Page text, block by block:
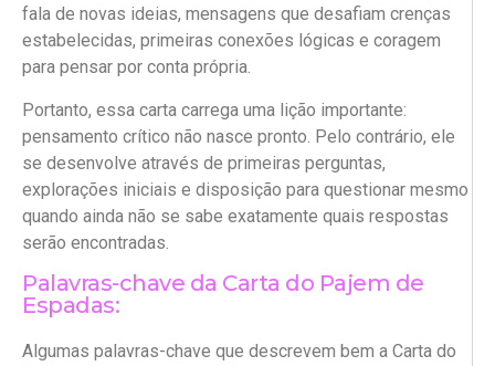
fala de novas ideias, mensagens que desafiam crenças
estabelecidas, primeiras conexões lógicas e coragem
para pensar por conta própria.
Portanto, essa carta carrega uma lição importante:
pensamento crítico não nasce pronto. Pelo contrário, ele
se desenvolve através de primeiras perguntas,
explorações iniciais e disposição para questionar mesmo
quando ainda não se sabe exatamente quais respostas
serão encontradas.
Palavras-chave da Carta do Pajem de
Espadas:
Algumas palavras-chave que descrevem bem a Carta do